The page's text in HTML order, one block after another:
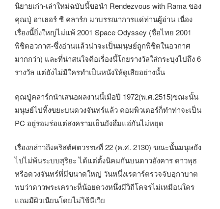
นิยายเก่า-เล่าใหม่ฉบับนี้ขอนำ Rendezvous with Rama ของ
คุณปู่ อาเธอร์ ซี คลาร์ก มาบรรณาการแด่ท่านผู้อ่าน เนื่อง
เรื่องนี้ยิ่งใหญ่ไม่แพ้ 2001 Space Odyssey (ชื่อไทย 2001
พิชิตอวกาศ-ซึ่งอ่านแล้วน่าจะเป็นมนุษย์ถูกพิชิตในอวกาศ
มากกว่า) และที่น่าสนใจคือเรื่องนี้โกยรางวัลใส่กระบุงไปถึง 6
รางวัล แต่ยังไม่มีใครทำเป็นหนังให้ดูเสียอย่างนั้น
คุณปู่คลาร์กนำเสนอผลงานนี้เมือปี 1972(พ.ศ.2515)ขณะนั้น
มนุษย์ไปทิ้งขยะบนดวงจันทร์แล้ว คอมพิวเตอร์ก็ทำท่าจะเป็น
PC อยู่รอมร่อแต่สงครามเย็นยังฮึ่มแฮ่กันไม่หยุด
เรื่องกล่าวถึงคริสต์ศตวรรษที่ 22 (ค.ศ. 2130) ขณะนั้นมนุษยัง
ไปไม่พ้นระบบสุริยะ ได้แต่ตั้งนิคมกันบนดาวอังคาร ดาวพุธ
หรือดวงจันทร์ที่มีขนาดใหญ่ วันหนึ่งเรดาร์ตรวจจับอุกาบาต
พบว่าดาวพระเคราะห็น้อยดวงหนึ่งมีวิถีโคจรไม่เหมือนใคร
แถมมีผิวเนียนโดยไม่ใช้นีเวีย